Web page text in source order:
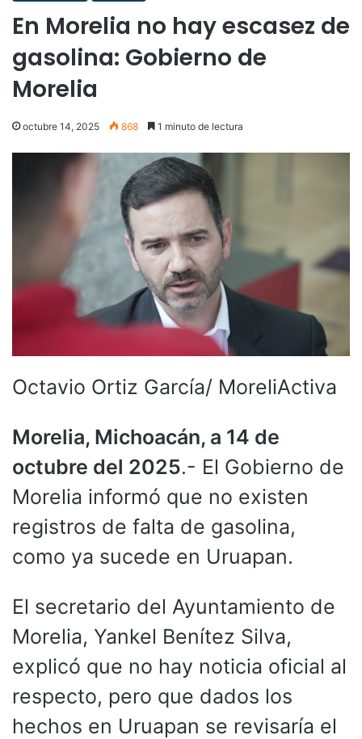
En Morelia no hay escasez de
gasolina: Gobierno de
Morelia
octubre 14, 2025 868 1 minuto de lectura
Octavio Ortiz García/ MoreliActiva
Morelia, Michoacán, a 14 de
octubre del 2025.- El Gobierno de
Morelia informó que no existen
registros de falta de gasolina,
como ya sucede en Uruapan.
El secretario del Ayuntamiento de
Morelia, Yankel Benítez Silva,
explicó que no hay noticia oficial al
respecto, pero que dados los
hechos en Uruapan se revisaría el